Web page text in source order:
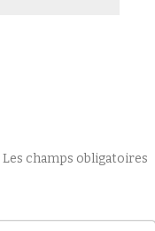
Les champs obligatoires